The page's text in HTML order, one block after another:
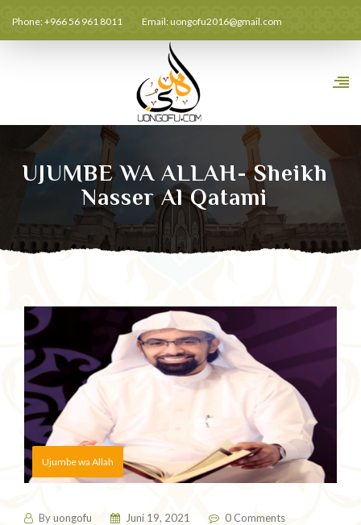
Phone: +966 56 961 8011 Email:uongofu2016@gmail.com
UJUMBE WA ALLAH- Sheikh
Nasser Al Qatami
Ujumbe wa Allah
Byuongofu Juni 19, 2021 0 Comments